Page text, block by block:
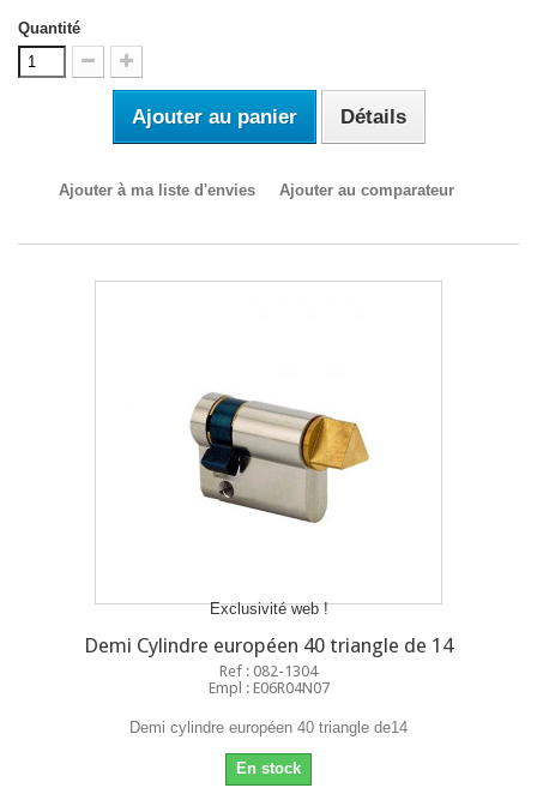
Quantité
Ajouter au panier Détails
Ajouter à ma liste d'envies Ajouter au comparateur
Exclusivité web !
Demi Cylindre européen 40 triangle de 14
Ref : 082-1304
Empl : E06R04N07
Demi cylindre européen 40 triangle de14
En stock